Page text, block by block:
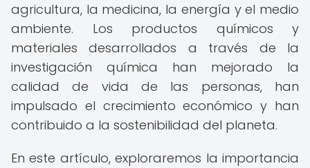
agricultura, la medicina, la energía y el medio
ambiente. Los productos químicos y
materiales desarrollados a través de la
investigación química han mejorado la
calidad de vida de las personas, han
impulsado el crecimiento económico y han
contribuido a la sostenibilidad del planeta.
En este artículo, exploraremos la importancia